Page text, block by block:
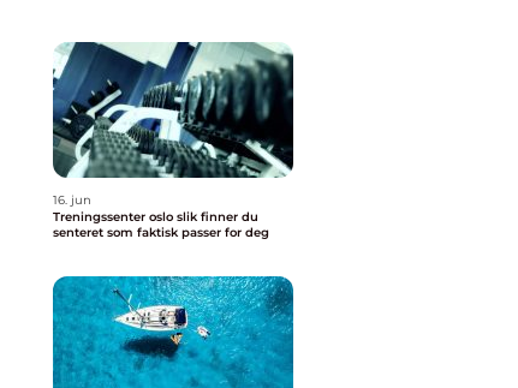
16. jun
Treningssenter oslo slik finner du
senteret som faktisk passer for deg